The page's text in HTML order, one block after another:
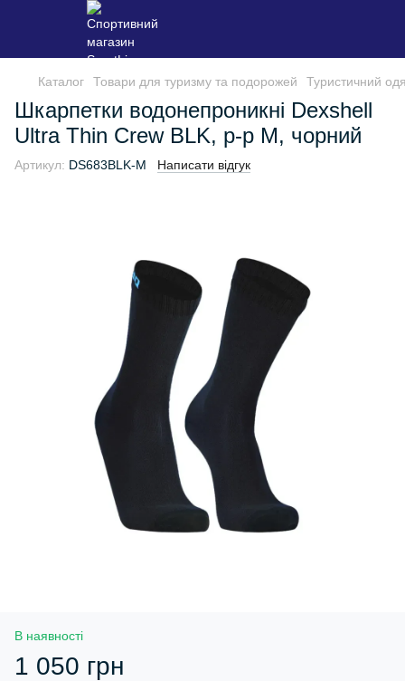
Каталог Товари для туризму та подорожей Туристичний
Шкарпетки водонепроникні Dexshell
Ultra Thin Crew BLK, р-р M, чорний
Артикул: DS683BLK-M Написати відгук
В наявності
1 050 грн